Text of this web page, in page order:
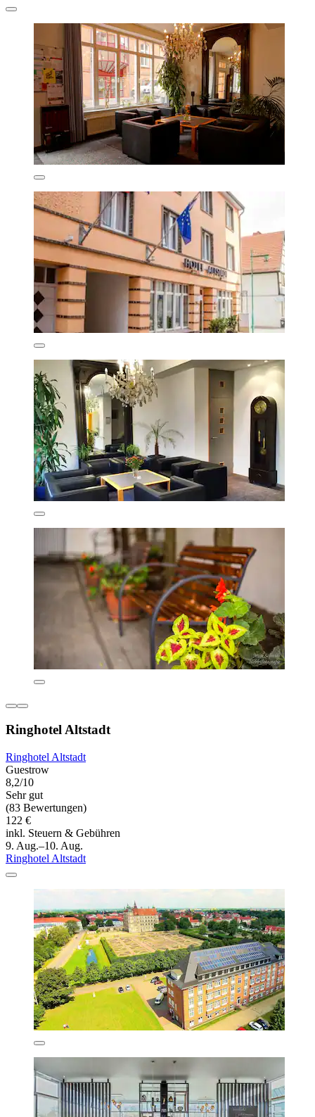
Ringhotel Altstadt
Ringhotel Altstadt
Guestrow
8,2/10
Sehr gut
(83 Bewertungen)
122 €
inkl. Steuern & Gebühren
9. Aug.–10. Aug.
Ringhotel Altstadt